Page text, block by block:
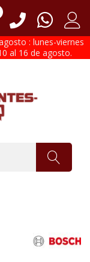
: lunes-viernes
al 16 de agosto.